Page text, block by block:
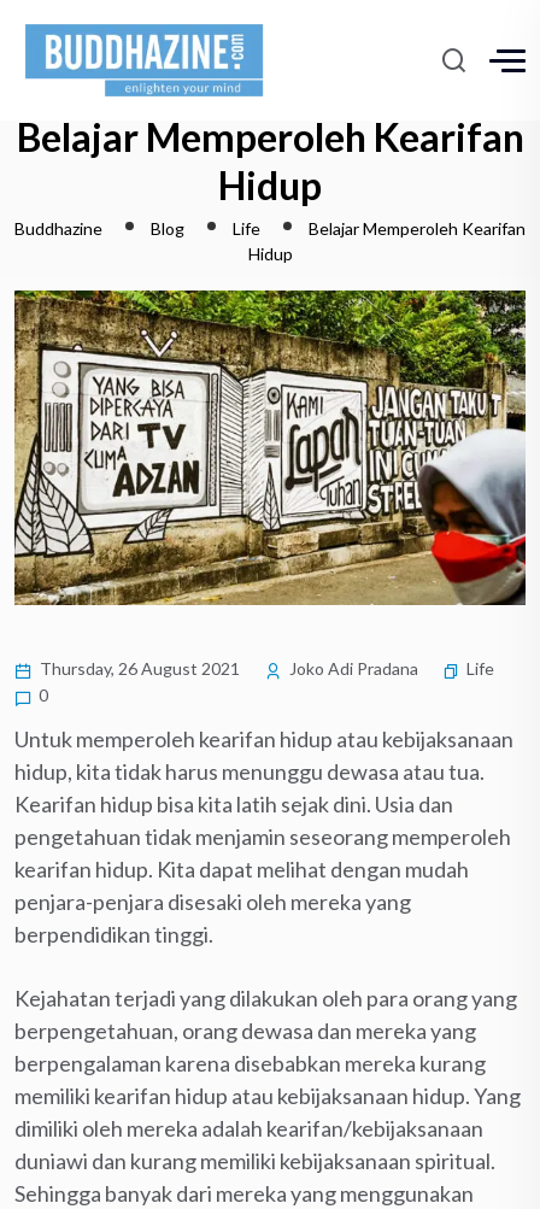
Belajar Memperoleh Kearifan
Hidup
Buddhazine Blog Life
Belajar Memperoleh Kearifan
Hidup
Thursday, 26 August 2021 Joko Adi Pradana
Life
0
Untuk memperoleh kearifan hidup atau kebijaksanaan
hidup, kita tidak harus menunggu dewasa atau tua.
Kearifan hidup bisa kita latih sejak dini. Usia dan
pengetahuan tidak menjamin seseorang memperoleh
kearifan hidup. Kita dapat melihat dengan mudah
penjara-penjara disesaki oleh mereka yang
berpendidikan tinggi.
Kejahatan terjadi yang dilakukan oleh para orang yang
berpengetahuan, orang dewasa dan mereka yang
berpengalaman karena disebabkan mereka kurang
memiliki kearifan hidup atau kebijaksanaan hidup. Yang
dimiliki oleh mereka adalah kearifan/kebijaksanaan
duniawi dan kurang memiliki kebijaksanaan spiritual.
Sehingga banyak dari mereka yang menggunakan